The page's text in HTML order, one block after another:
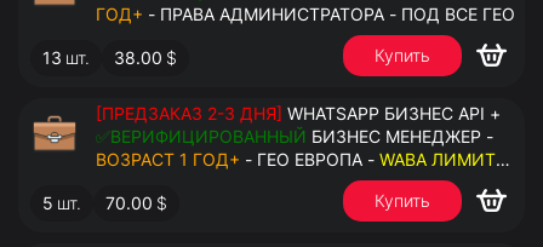
ГОД+ - ПРАВА АДМИНИСТРАТОРА - ПОД ВСЕ ГЕО
13 шт. 38.00 $ Купить
[ПРЕДЗАКАЗ 2-3 ДНЯ] WHATSAPP БИЗНЕС API +
✅ВЕРИФИЦИРОВАННЫЙ БИЗНЕС МЕНЕДЖЕР -
ВОЗРАСТ 1 ГОД+ - ГЕО ЕВРОПА - WABA ЛИМИТ
- ДОСТУПНО К ПРИВЯЗКЕ ДО 20
НОМЕРОВ - ПРАВА АДМИНИСТРАТОРА
5 шт. 70.00 $ Купить